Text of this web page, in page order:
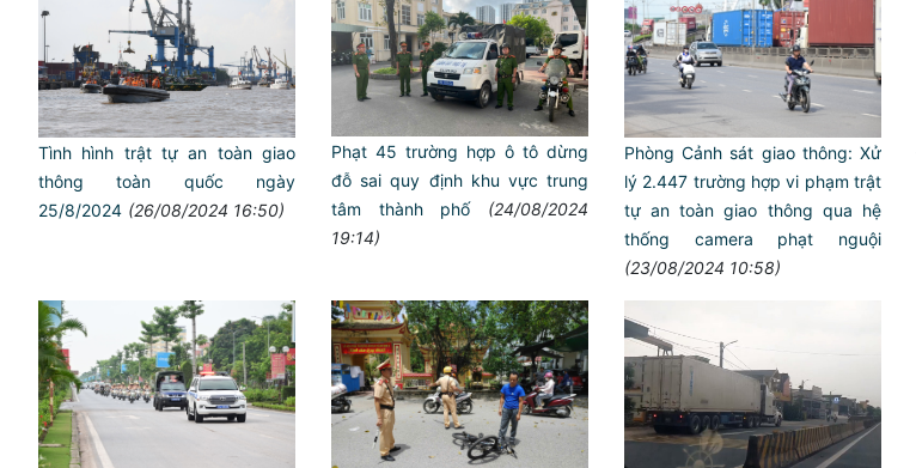
Tình hình trật tự an toàn giao
thông toàn quốc ngày
25/8/2024 (26/08/2024 16:50)
Phạt 45 trường hợp ô tô dừng
đỗ sai quy định khu vực trung
tâm thành phố (24/08/2024
19:14)
Phòng Cảnh sát giao thông: Xử
lý 2.447 trường hợp vi phạm trật
tự an toàn giao thông qua hệ
thống camera phạt nguội
(23/08/2024 10:58)